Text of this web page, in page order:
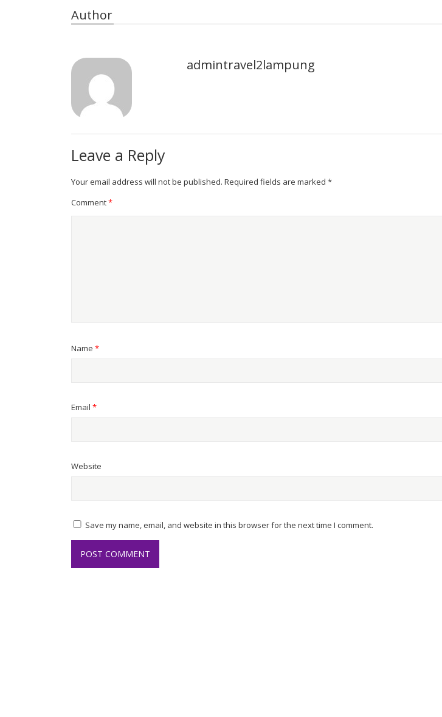
Author
admintravel2lampung
Leave a Reply
Your email address will not be published. Required fields are marked *
Comment*
Name *
Email *
Website
Save my name, email, and website in this browser for the next time I comment.